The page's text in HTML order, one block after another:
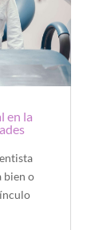
en la
bien o